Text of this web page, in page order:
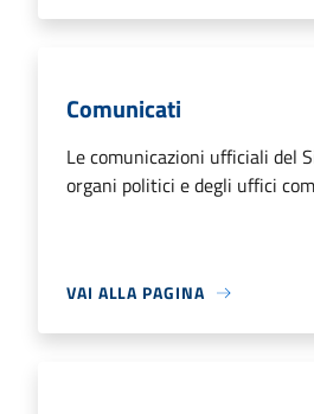
Comunicati
Le comunicazioni ufficiali del
organi politici e degli uffici
VAI ALLA PAGINA